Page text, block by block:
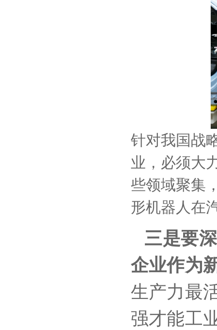
针对我国战
业，必须大
些领域聚集
形机器人在
三是要
企业作为
生产力最
强才能工